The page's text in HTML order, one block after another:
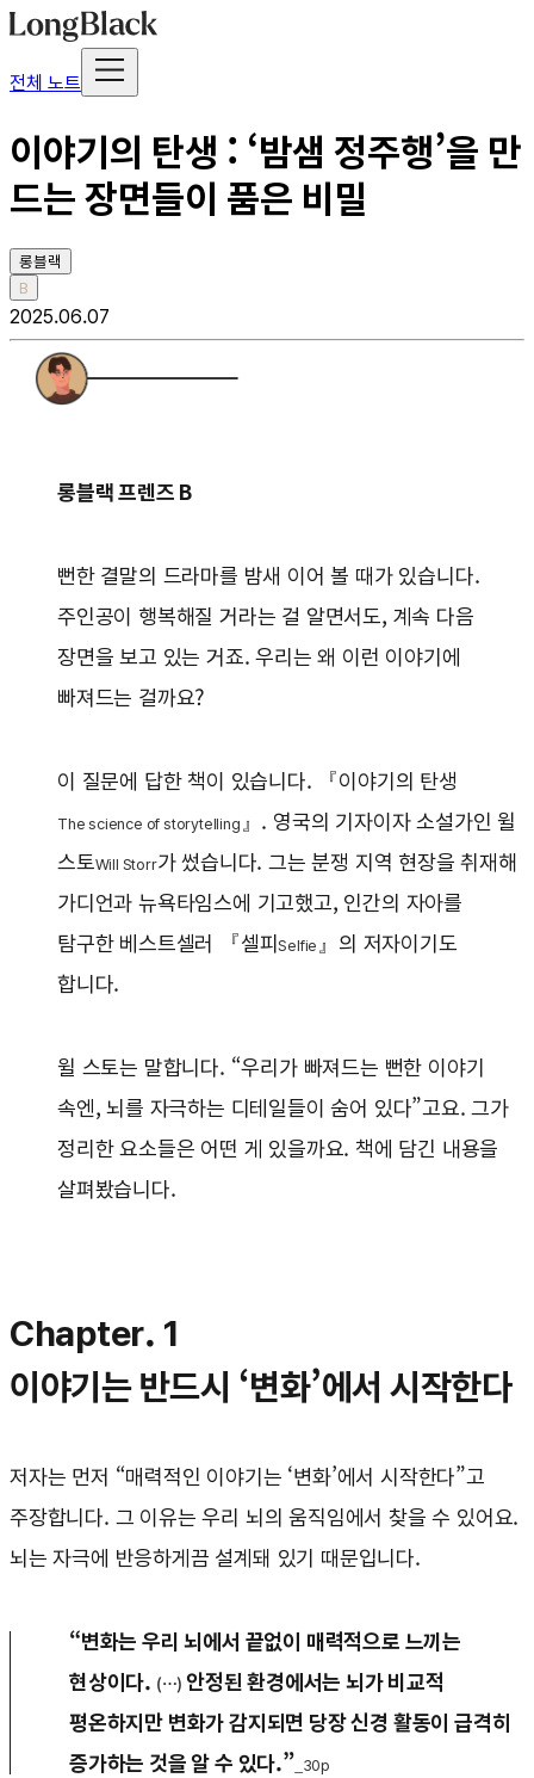
전체 노트
이야기의 탄생 : ‘밤샘 정주행’을 만
드는 장면들이 품은 비밀
롱블랙
B
2025.06.07
롱블랙 프렌즈 B
뻔한 결말의 드라마를 밤새 이어 볼 때가 있습니다.
주인공이 행복해질 거라는 걸 알면서도, 계속 다음
장면을 보고 있는 거죠. 우리는 왜 이런 이야기에
빠져드는 걸까요?
이 질문에 답한 책이 있습니다. 『이야기의 탄생
The science of storytelling 』. 영국의 기자이자 소설가인 윌
스토Will Storr가 썼습니다. 그는 분쟁 지역 현장을 취재해
가디언과 뉴욕타임스에 기고했고, 인간의 자아를
탐구한 베스트셀러 『셀피Selfie 』의 저자이기도
합니다.
윌 스토는 말합니다. “우리가 빠져드는 뻔한 이야기
속엔, 뇌를 자극하는 디테일들이 숨어 있다”고요. 그가
정리한 요소들은 어떤 게 있을까요. 책에 담긴 내용을
살펴봤습니다.
Chapter. 1
이야기는 반드시 ‘변화’에서 시작한다
저자는 먼저 “매력적인 이야기는 ‘변화’에서 시작한다”고
주장합니다. 그 이유는 우리 뇌의 움직임에서 찾을 수 있어요.
뇌는 자극에 반응하게끔 설계돼 있기 때문입니다.
“변화는 우리 뇌에서 끝없이 매력적으로 느끼는
현상이다. (…)안정된 환경에서는 뇌가 비교적
평온하지만 변화가 감지되면 당장 신경 활동이 급격히
증가하는 것을 알 수 있다.” _30p